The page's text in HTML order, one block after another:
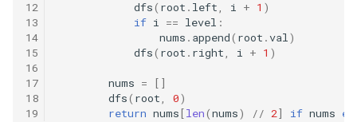
52. 两个链表的第一个公共节
53.1. 在排序数组中查找数字 I
50. 向下的路径节点之和
51. 节点之和最大的路径
52. 展平二叉搜索树
10.1. 合并排序的数组
10.2. 变位词组
10.3. 搜索旋转数组
12
13
14
15
16
17
18
19
dfs( root . left, i + 1 )
if i == level :
nums . append( root .val)
dfs( root . right, i + 1 )
nums =
[]
dfs( root, 0)
return nums[len(nums) // 2] if nums